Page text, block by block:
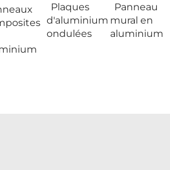
Plaques
d'aluminium
ondulées
Panneau
mural en
aluminium